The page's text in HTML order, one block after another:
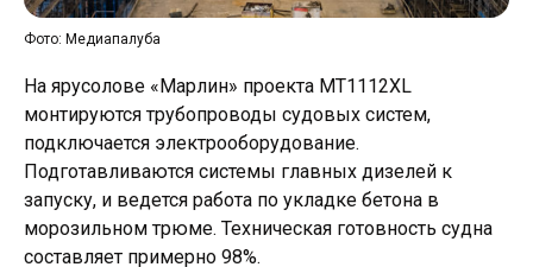
Фото: Медиапалуба
На ярусолове «Марлин» проекта MT1112XL
монтируются трубопроводы судовых систем,
подключается электрооборудование.
Подготавливаются системы главных дизелей к
запуску, и ведется работа по укладке бетона в
морозильном трюме. Техническая готовность судна
составляет примерно 98%.